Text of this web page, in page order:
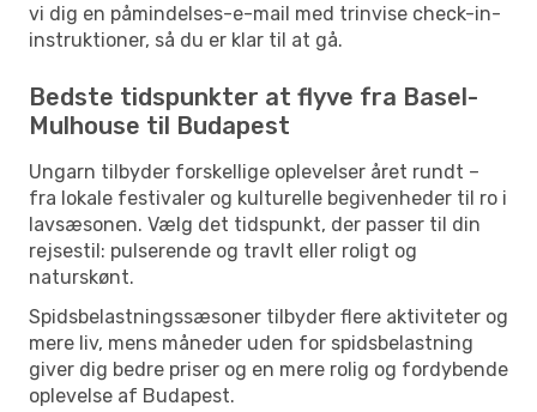
vi dig en påmindelses-e-mail med trinvise check-in-
instruktioner, så du er klar til at gå.
Bedste tidspunkter at flyve fra Basel-
Mulhouse til Budapest
Ungarn tilbyder forskellige oplevelser året rundt –
fra lokale festivaler og kulturelle begivenheder til ro i
lavsæsonen. Vælg det tidspunkt, der passer til din
rejsestil: pulserende og travlt eller roligt og
naturskønt.
Spidsbelastningssæsoner tilbyder flere aktiviteter og
mere liv, mens måneder uden for spidsbelastning
giver dig bedre priser og en mere rolig og fordybende
oplevelse af Budapest.